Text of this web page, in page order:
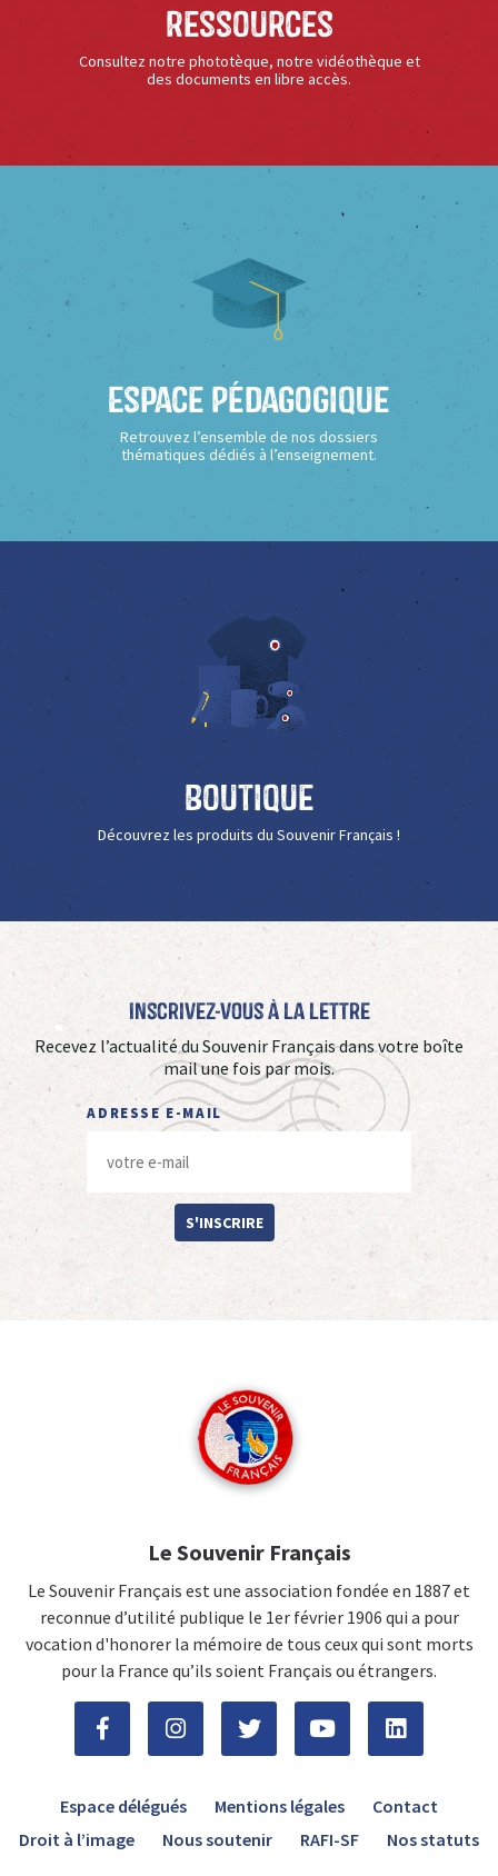
Ressources
Consultez notre phototèque, notre vidéothèque et
des documents en libre accès.
Espace Pédagogique
Retrouvez l’ensemble de nos dossiers
thématiques dédiés à l’enseignement.
Boutique
Découvrez les produits du Souvenir Français !
Inscrivez-vous à La Lettre
Recevez l’actualité du Souvenir Français dans votre boîte
mail une fois par mois.
ADRESSE E-MAIL
S'INSCRIRE
Le Souvenir Français
Le Souvenir Français est une association fondée en 1887 et
reconnue d’utilité publique le 1er février 1906 qui a pour
vocation d'honorer la mémoire de tous ceux qui sont morts
pour la France qu’ils soient Français ou étrangers.
Espace délégués Mentions légales
Contact
Droit à l’image
Nous soutenir RAFI-SF Nos statuts